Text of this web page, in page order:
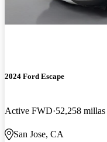
2024 Ford Escape
Active FWD 52,258 millas
San Jose, CA